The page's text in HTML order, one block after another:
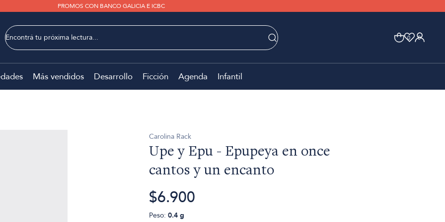
PROMOS CON BANCO GALICIA E ICBC
0 0
Más vendidos Desarrollo Ficción Agenda Infantil
Carolina Rack
Upe y Epu - Epupeya en once
cantos y un encanto
$6.900
Peso: 0.4 g